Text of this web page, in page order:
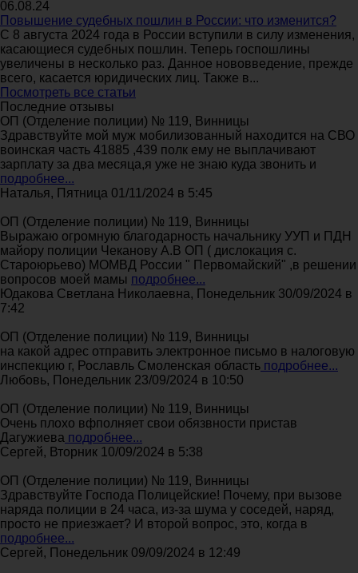
06.08.24
Повышение судебных пошлин в России: что изменится?
С 8 августа 2024 года в России вступили в силу изменения,
касающиеся судебных пошлин. Теперь госпошлины
увеличены в несколько раз. Данное нововведение, прежде
всего, касается юридических лиц. Также в...
Посмотреть все статьи
Последние отзывы
ОП (Отделение полиции) № 119, Винницы
Здравствуйте мой муж мобилизованный находится на СВО
воинская часть 41885 ,439 полк ему не выплачивают
зарплату за два месяца,я уже не знаю куда звонить и
подробнее...
Наталья, Пятница 01/11/2024 в 5:45
ОП (Отделение полиции) № 119, Винницы
Выражаю огромную благодарность начальнику УУП и ПДН
майору полиции Чеканову А.В ОП ( дислокация с.
Староюрьево) МОМВД России " Первомайский" ,в решении
вопросов моей мамы подробнее...
Юдакова Светлана Николаевна, Понедельник 30/09/2024 в
7:42
ОП (Отделение полиции) № 119, Винницы
на какой адрес отправить электронное письмо в налоговую
инспекцию г, Рославль Смоленская область подробнее...
Любовь, Понедельник 23/09/2024 в 10:50
ОП (Отделение полиции) № 119, Винницы
Очень плохо вфполняет свои обязвности пристав
Дагужиева подробнее...
Сергей, Вторник 10/09/2024 в 5:38
ОП (Отделение полиции) № 119, Винницы
Здравствуйте Господа Полицейские! Почему, при вызове
наряда полиции в 24 часа, из-за шума у соседей, наряд,
просто не приезжает? И второй вопрос, это, когда в
подробнее...
Сергей, Понедельник 09/09/2024 в 12:49